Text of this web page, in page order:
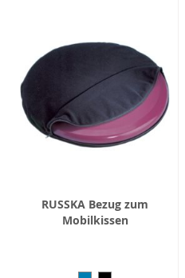
RUSSKA Bezug zum
Mobilkissen